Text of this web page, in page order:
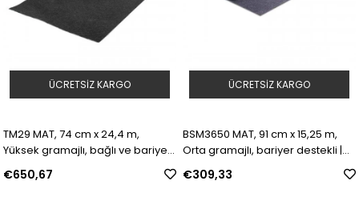
TM29 MAT, 74 cm x 24,4 m,
Yüksek gramajlı, bağlı ve bariyer
Y5086623
€650,67
ÜCRETSIZ KARGO
BSM3650 MAT, 91 cm x 15,25 m,
Orta gramajlı, bariyer destekli |
€309,33
ÜCRETSIZ KARGO